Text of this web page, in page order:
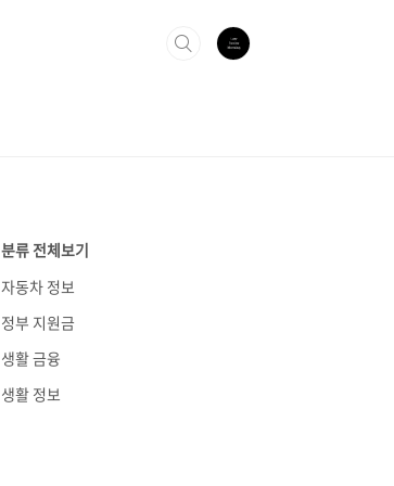
분류 전체보기
자동차 정보
정부 지원금
생활 금융
생활 정보